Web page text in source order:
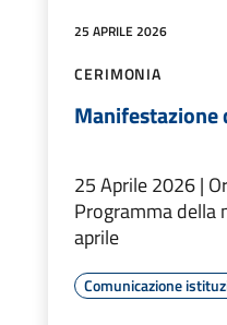
25 APRILE 2026
CERIMONIA
Manifestazione
25 Aprile 2026 |
Programma della
aprile
Comunicazione